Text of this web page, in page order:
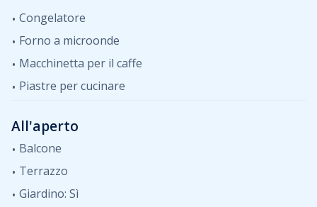
Congelatore
Forno a microonde
Macchinetta per il caffe
Piastre per cucinare
All'aperto
Balcone
Terrazzo
Giardino: Sì